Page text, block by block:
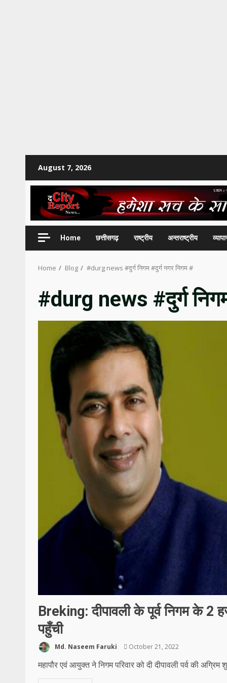
content
August 7, 2026
Home छत्तीसगढ़ राष्ट्रीय अन्तराष्ट्रीय
Home Blog #durg news #दुर्ग निगम #दुर्ग नगर निगम #
#durg news #दुर्ग
Breking: दीपावली के पूर्व निगम के 2
पहुँची
Md. Naseem Faruki October 21, 2022
महापौर एवं आयुक्त ने निगम परिवार को दी दीपावली पर्व की